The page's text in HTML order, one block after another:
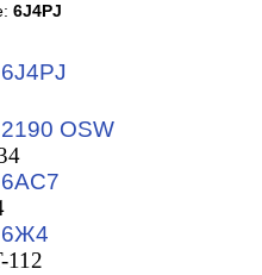
6J4PJ
OSW
112